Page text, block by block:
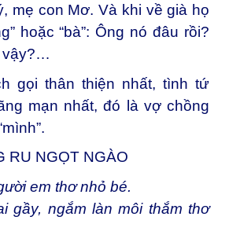
mẹ con Mơ. Và khi về già họ
hoặc “bà”: Ông nó đâu rồi?
vậy?…
gọi thân thiện nhất, tình tứ
mạn nhất, đó là vợ chồng
RU NGỌT NGÀO
em thơ nhỏ bé.
gầy, ngắm làn môi thắm thơ